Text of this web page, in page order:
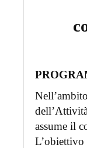
assume il
L’obiettivo